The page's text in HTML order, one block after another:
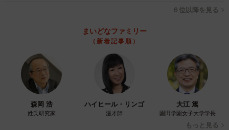
６位以降を見る
まいどなファミリー
（新着記事順）
森岡 浩
姓氏研究家
ハイヒール・リンゴ
漫才師
大江 篤
園田学園女子大学学長
もっと見る